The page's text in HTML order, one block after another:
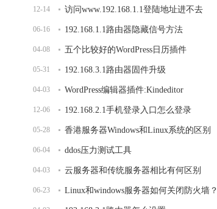
12-14 访问www.192.168.1.1登陆地址进不去
06-16 192.168.1.1路由器隐藏信号方法
04-08 五个比较好的WordPress日历插件
05-31 192.168.3.1路由器固件升级
04-03 WordPress编辑器插件:Kindeditor
12-06 192.168.2.1手机登录入口怎么登录
05-28 香港服务器Windows和Linux系统的区别
06-04 ddos压力测试工具
04-03 云服务器和传统服务器相比有何区别
06-23 Linux和windows服务器如何关闭防火墙？